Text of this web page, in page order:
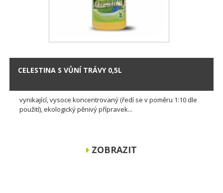
CELESTINA S VŮNÍ TRÁVY 0,5L
vynikající, vysoce koncentrovaný (ředí se v poměru 1:10 dle
použití), ekologický pěnivý přípravek...
ZOBRAZIT